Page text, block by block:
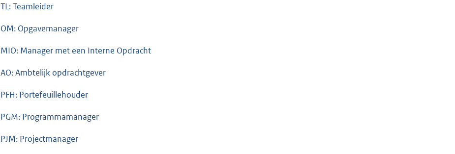
TL: Teamleider
OM: Opgavemanager
MIO: Manager met een Interne Opdracht
AO: Ambtelijk opdrachtgever
PFH: Portefeuillehouder
PGM: Programmamanager
PJM: Projectmanager